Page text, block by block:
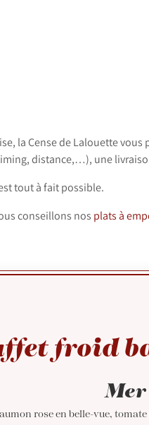
la Cense de Lalouette
distance,…), une
tout à fait possible.
conseillons nos plats à
froid
Mer
rose en belle-vue,